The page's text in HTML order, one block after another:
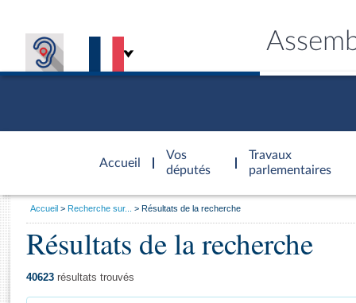
Accueil
d'accueil
Vos
députés
Travaux
parlementaires
Général
Vous
Accueil Recherche sur... Résultats de la recherche
Résultats de la recherche
40623 résultats trouvés